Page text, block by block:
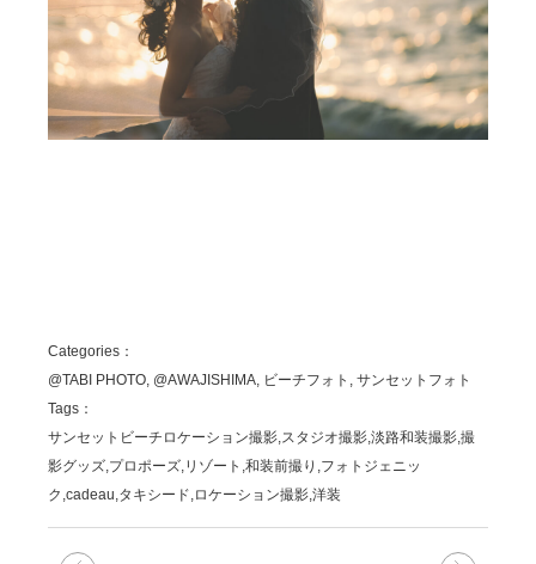
Categories：
@TABI PHOTO, @AWAJISHIMA, ビーチフォト, サンセットフォト
Tags：
サンセットビーチロケーション撮影,スタジオ撮影,淡路和装撮影,撮
影グッズ,プロポーズ,リゾート,和装前撮り,フォトジェニッ
ク,cadeau,タキシード,ロケーション撮影,洋装